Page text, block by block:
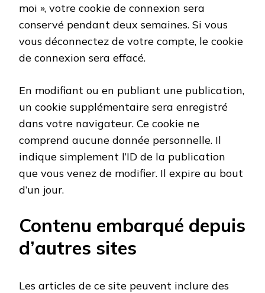
moi », votre cookie de connexion sera
conservé pendant deux semaines. Si vous
vous déconnectez de votre compte, le cookie
de connexion sera effacé.
En modifiant ou en publiant une publication,
un cookie supplémentaire sera enregistré
dans votre navigateur. Ce cookie ne
comprend aucune donnée personnelle. Il
indique simplement l’ID de la publication
que vous venez de modifier. Il expire au bout
d’un jour.
Contenu embarqué depuis
d’autres sites
Les articles de ce site peuvent inclure des